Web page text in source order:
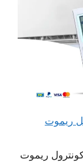
66041166 توصيل ريموت
ريموت